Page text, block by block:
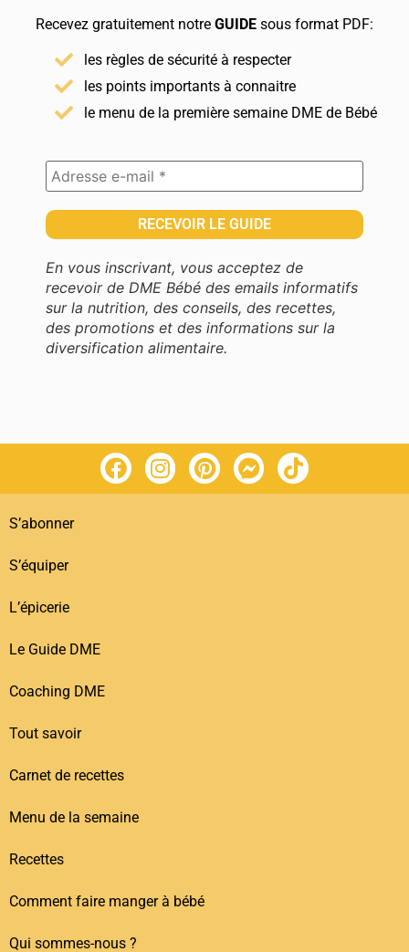
Recevez gratuitement notre GUIDE sous format PDF:
les règles de sécurité à respecter
les points importants à connaitre
le menu de la première semaine DME de Bébé
En vous inscrivant, vous acceptez de
recevoir de DME Bébé des emails informatifs
sur la nutrition, des conseils, des recettes,
des promotions et des informations sur la
diversification alimentaire.
S’abonner
S’équiper
L’épicerie
Le Guide DME
Coaching DME
Tout savoir
Carnet de recettes
Menu de la semaine
Recettes
Comment faire manger à bébé
Qui sommes-nous ?